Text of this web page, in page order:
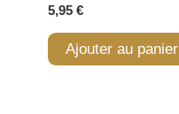
5,95 €
Ajouter au panier